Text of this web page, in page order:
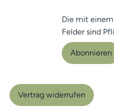
Die mit
Felder sind
Abonnieren
Vertrag widerrufen